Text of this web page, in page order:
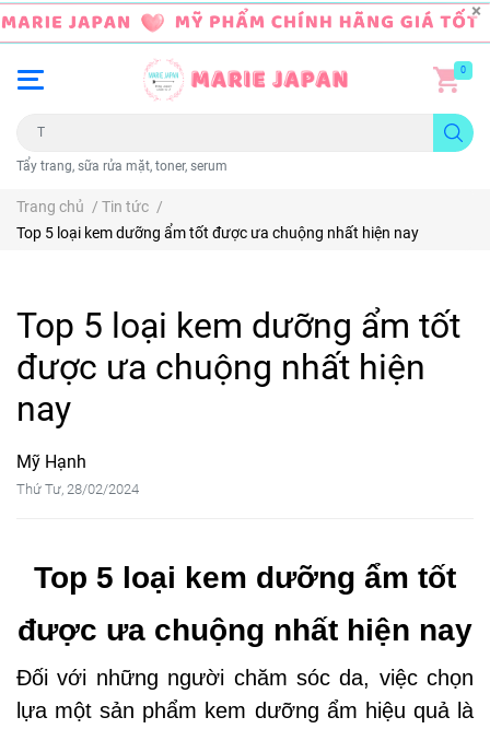
Tẩy trang, sữa rửa mặt, toner, serum
0
Trang chủ / Tin tức /
Top 5 loại kem dưỡng ẩm tốt được ưa chuộng nhất hiện nay
Top 5 loại kem dưỡng ẩm tốt
được ưa chuộng nhất hiện
nay
Mỹ Hạnh
Thứ Tư, 28/02/2024
Top 5 loại kem dưỡng ẩm tốt
được ưa chuộng nhất hiện nay
Đối với những người chăm sóc da, việc chọn
lựa một sản phẩm kem dưỡng ẩm hiệu quả là